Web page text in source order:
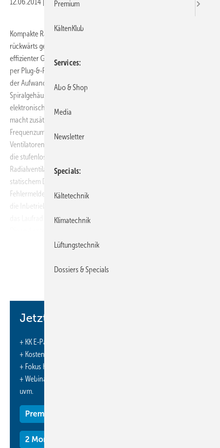
12.06.2014 Veröffentlicht in
Kompakte Radialventilatoren der Reihe RadiFit von ebm-papst mit
rückwärts gekrümmten Schaufeln im Spiralgehäuse kommen mit
effizienter GreenTech EC-Technik. Durch den einfachen Austausch
per Plug-&-Play wird bei der Modernisierung bestehender Anlagen
der Aufwand vermindert. Laufrad, Motor, Steuerungselektronik und
Spiralgehäuse sind eine funktionale Einheit und fertig konfiguriert. Der
elektronisch kommutierte Motor ist direkt im Laufrad integriert. Das
macht zusätzliche Komponenten wie Riemenantrieb oder
Frequenzumrichter überflüssig. Die Gehäuseabmessungen der
Ventilatoren sind identisch mit herkömmlichen Ausführungen. Durch
die stufenlos drehzahlregelbaren EC-Antriebe arbeiten die
Radialventilatoren mit hohem Wirkungsgrad bei gleichzeitig hohem
statischem Druck. Ein zentraler Klemmkasten für Netzanschluss,
Fehlermelderelais sowie Steuerung und Kommunikation vereinfachen
die Inbetriebnahme. Das Spiralgehäuse und die Einströmdüse sind auf
das Laufrad ausgelegt und bewirken einen geräuscharmen Betrieb.
gefertigt und versetzt angeordnet. Die Baureihe deckt die Baugrößen
Ventilatoren liegen mit und ohne Flansch vor, die Baugrößen 315, 355
Jetzt weiterlesen und profitieren.
+ KK E-Paper-Ausgabe – jeden Monat neu
+ Kostenfreien Zugang zu unserem Online-Archiv
+ Fokus KK: Sonderhefte (PDF)
+ Webinare und Veranstaltungen mit Rabatten
uvm.
Premium Mitgliedschaft
2 Monate kostenlos testen
Premium
KältenKlub
Services
Abo & Shop
Media
Newsletter
Specials
Kältetechnik
Klimatechnik
Lüftungstechnik
Dossiers & Specials